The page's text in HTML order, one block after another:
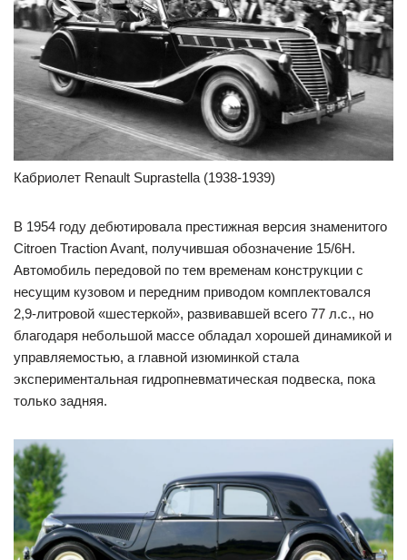
Кабриолет Renault Suprastella (1938-1939)
В 1954 году дебютировала престижная версия знаменитого
Citroen Traction Avant, получившая обозначение 15/6H.
Автомобиль передовой по тем временам конструкции с
несущим кузовом и передним приводом комплектовался
2,9-литровой «шестеркой», развивавшей всего 77 л.с., но
благодаря небольшой массе обладал хорошей динамикой и
управляемостью, а главной изюминкой стала
экспериментальная гидропневматическая подвеска, пока
только задняя.